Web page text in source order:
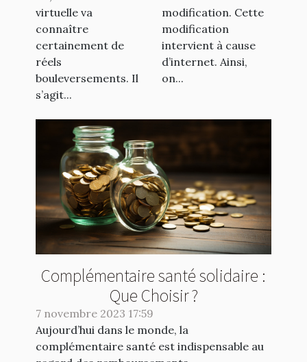
virtuelle va
connaître
certainement de
réels
bouleversements. Il
s’agit...
modification. Cette
modification
intervient à cause
d’internet. Ainsi,
on...
Complémentaire santé solidaire :
Que Choisir ?
7 novembre 2023 17:59
Aujourd’hui dans le monde, la
complémentaire santé est indispensable au